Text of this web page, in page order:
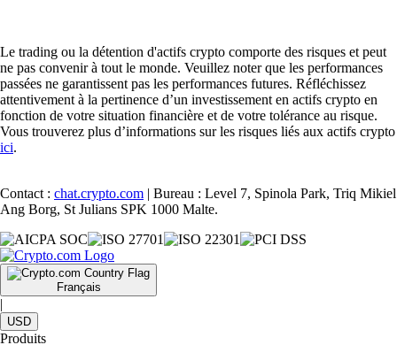
Le trading ou la détention d'actifs crypto comporte des risques et peut
ne pas convenir à tout le monde. Veuillez noter que les performances
passées ne garantissent pas les performances futures. Réfléchissez
attentivement à la pertinence d’un investissement en actifs crypto en
fonction de votre situation financière et de votre tolérance au risque.
Vous trouverez plus d’informations sur les risques liés aux actifs crypto
ici.
Contact : chat.crypto.com | Bureau : Level 7, Spinola Park, Triq Mikiel
Ang Borg, St Julians SPK 1000 Malte.
Français
|
USD
Produits